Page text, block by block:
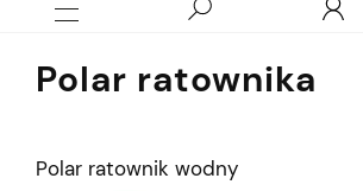
Polar ratownika
Polar ratownik wodny